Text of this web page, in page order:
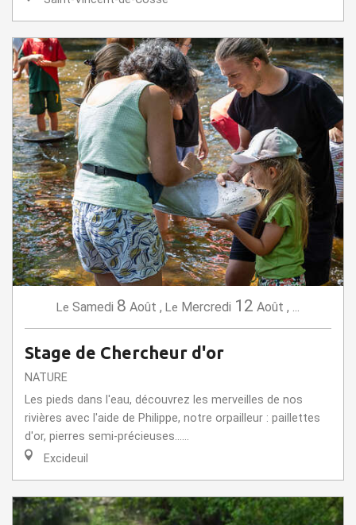
Le Samedi 8 Août , Le Mercredi 12 Août , ...
Stage de Chercheur d'or
NATURE
Les pieds dans l'eau, découvrez les merveilles de nos
rivières avec l'aide de Philippe, notre orpailleur : paillettes
d'or, pierres semi-précieuses......
Excideuil